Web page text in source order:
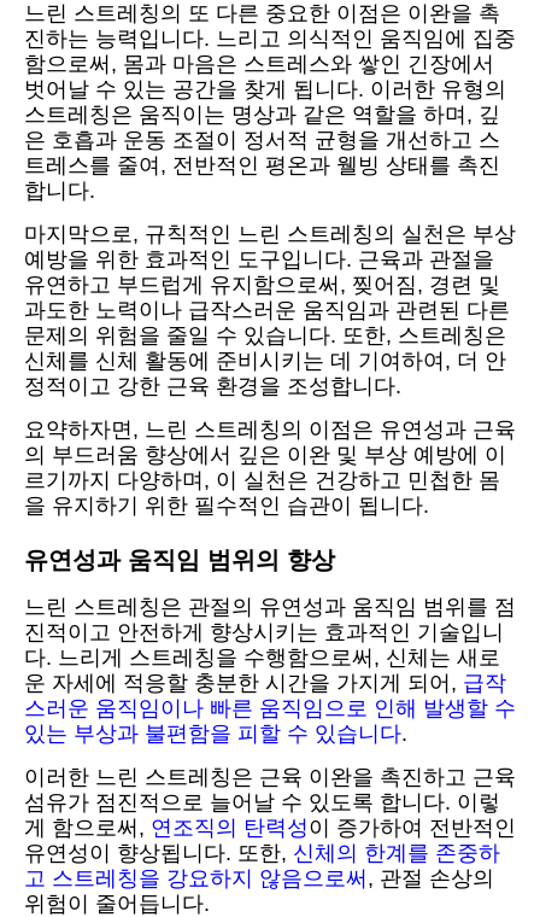
느린 스트레칭의 또 다른 중요한 이점은 이완을 촉
진하는 능력입니다. 느리고 의식적인 움직임에 집중
함으로써, 몸과 마음은 스트레스와 쌓인 긴장에서
벗어날 수 있는 공간을 찾게 됩니다. 이러한 유형의
스트레칭은 움직이는 명상과 같은 역할을 하며, 깊
은 호흡과 운동 조절이 정서적 균형을 개선하고 스
트레스를 줄여, 전반적인 평온과 웰빙 상태를 촉진
합니다.
마지막으로, 규칙적인 느린 스트레칭의 실천은 부상
예방을 위한 효과적인 도구입니다. 근육과 관절을
유연하고 부드럽게 유지함으로써, 찢어짐, 경련 및
과도한 노력이나 급작스러운 움직임과 관련된 다른
문제의 위험을 줄일 수 있습니다. 또한, 스트레칭은
신체를 신체 활동에 준비시키는 데 기여하여, 더 안
정적이고 강한 근육 환경을 조성합니다.
요약하자면, 느린 스트레칭의 이점은 유연성과 근육
의 부드러움 향상에서 깊은 이완 및 부상 예방에 이
르기까지 다양하며, 이 실천은 건강하고 민첩한 몸
을 유지하기 위한 필수적인 습관이 됩니다.
유연성과 움직임 범위의 향상
느린 스트레칭은 관절의 유연성과 움직임 범위를 점
진적이고 안전하게 향상시키는 효과적인 기술입니
다. 느리게 스트레칭을 수행함으로써, 신체는 새로
운 자세에 적응할 충분한 시간을 가지게 되어, 급작
스러운 움직임이나 빠른 움직임으로 인해 발생할 수
있는 부상과 불편함을 피할 수 있습니다.
이러한 느린 스트레칭은 근육 이완을 촉진하고 근육
섬유가 점진적으로 늘어날 수 있도록 합니다. 이렇
게 함으로써, 연조직의 탄력성이 증가하여 전반적인
유연성이 향상됩니다. 또한, 신체의 한계를 존중하
고 스트레칭을 강요하지 않음으로써 , 관절 손상의
위험이 줄어듭니다.